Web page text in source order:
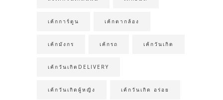
เค้กการ์ตูน เค้กตากล้อง
เค้กมังกร เค้กรถ เค้กวันเกิด
เค้กวันเกิดDELIVERY
เค้กวันเกิดผู้หญิง เค้กวันเกิด อร่อย